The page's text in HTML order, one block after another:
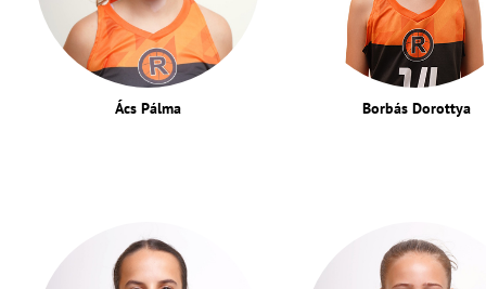
Ács Pálma Borbás Dorottya